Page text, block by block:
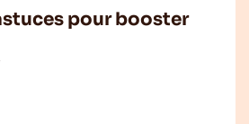
pour booster